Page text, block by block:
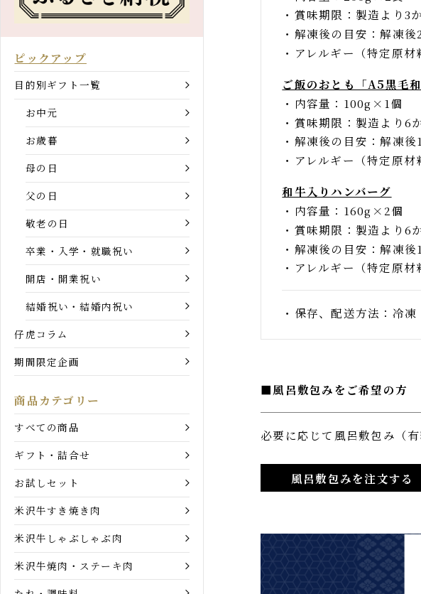
和牛牛丼の具
内容量
200g×2食
賞味期限
製造より3
アレルギー（特定原
ご飯のおとも「A5黒
内容量
100g×1個
賞味期限
製造より
アレルギー（特定原
和牛入りハンバーグ
内容量
160g×2個
賞味期限
製造より
解凍後の目安
解凍
アレルギー（特定原
風呂敷包みをご希望の方
必要に応じて風呂敷包み
ピックアップ
目的別ギフト一覧
お中元
お歳暮
母の日
父の日
敬老の日
卒業・入学・就職祝い
開店・開業祝い
結婚祝い・結婚内祝い
仔虎コラム
期間限定企画
商品カテゴリー
すべての商品
ギフト・詰合せ
お試しセット
米沢牛すき焼き肉
米沢牛しゃぶしゃぶ肉